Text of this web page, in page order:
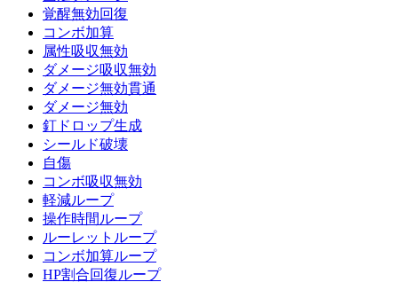
覚醒無効回復
コンボ加算
属性吸収無効
ダメージ吸収無効
ダメージ無効貫通
ダメージ無効
釘ドロップ生成
シールド破壊
自傷
コンボ吸収無効
軽減ループ
操作時間ループ
ルーレットループ
コンボ加算ループ
HP割合回復ループ